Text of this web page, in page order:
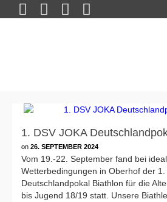
1. DSV JOKA
on 26. SEPTEMBER 2024
Vom 19.-22. September fand bei
Wetterbedingungen in Oberhof der 1.
Deutschlandpokal Biathlon für die
bis Jugend 18/19 statt. Unsere